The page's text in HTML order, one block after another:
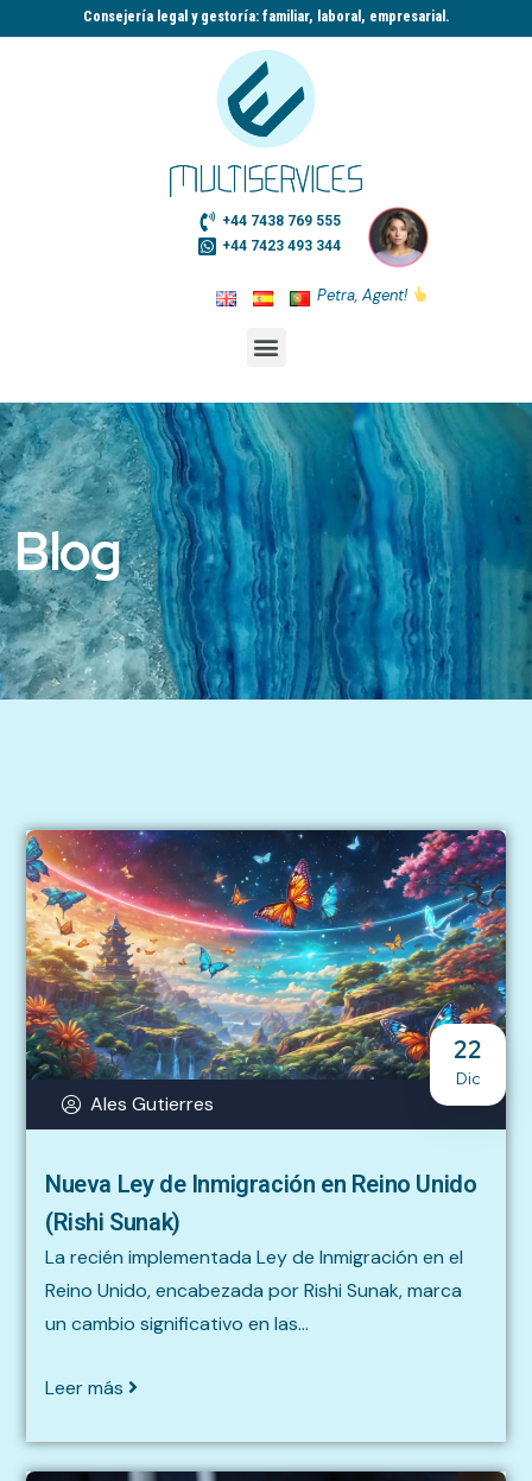
Consejería legal y gestoría: familiar, laboral, empresarial.​
+44 7438 769 555
+44 7423 493 344
Petra, Agent!
Blog
22
Dic
Ales Gutierres
Nueva Ley de Inmigración en Reino Unido
(Rishi Sunak)
La recién implementada Ley de Inmigración en el
Reino Unido, encabezada por Rishi Sunak, marca
un cambio significativo en las...
Leer más